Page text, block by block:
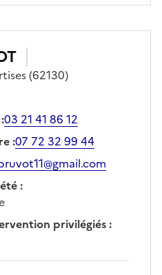
(62130)
:03 21 41 86 12
:07 72 32 99 44
:
privilégiés: